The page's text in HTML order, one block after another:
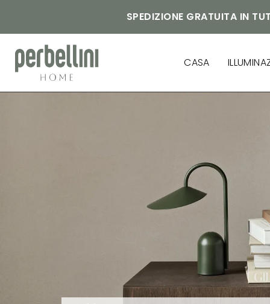
SPEDIZIONE GRATUITA IN
CASA